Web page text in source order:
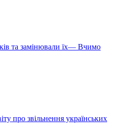
та замінювали їх— Вчимо
про звільнення українських